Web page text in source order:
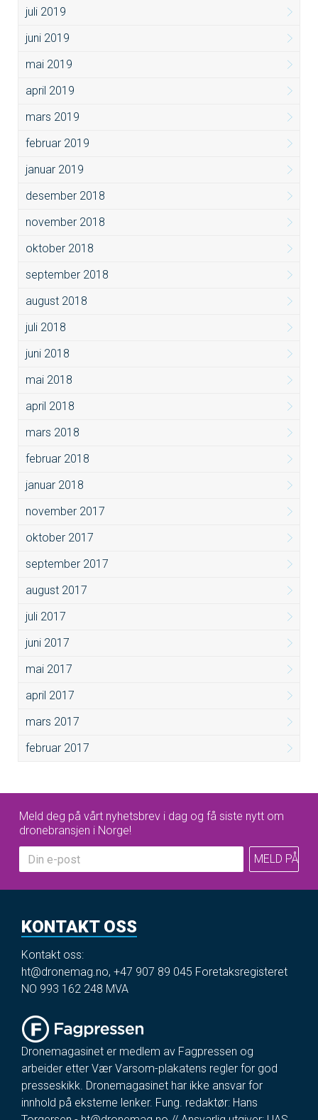
juli 2019
juni 2019
mai 2019
april 2019
mars 2019
februar 2019
januar 2019
desember 2018
november 2018
oktober 2018
september 2018
august 2018
juli 2018
juni 2018
mai 2018
april 2018
mars 2018
februar 2018
januar 2018
november 2017
oktober 2017
september 2017
august 2017
juli 2017
juni 2017
mai 2017
april 2017
mars 2017
februar 2017
Meld deg på vårt nyhetsbrev i dag og få siste nytt om
dronebransjen i Norge!
KONTAKT OSS
Kontakt oss:
ht@dronemag.no, +47 907 89 045 Foretaksregisteret
NO 993 162 248 MVA
Dronemagasinet er medlem av Fagpressen og
arbeider etter Vær Varsom-plakatens regler for god
presseskikk. Dronemagasinet har ikke ansvar for
innhold på eksterne lenker. Fung. redaktør: Hans